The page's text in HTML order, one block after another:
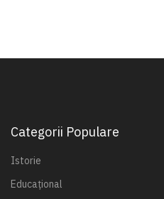
Categorii Populare
Istorie
Educațional